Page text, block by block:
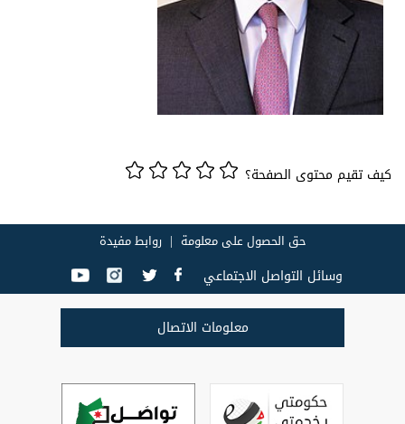
كيف تقيم محتوى الصفحة؟
حق الحصول على معلومة روابط مفيدة
وسائل التواصل الاجتماعي
معلومات الاتصال